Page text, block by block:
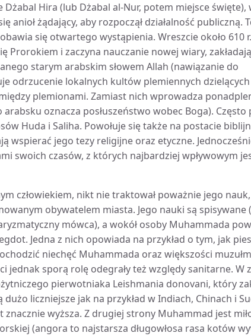
Hira (lub Dżabal al-Nur, potem miejsce święte),
anioł żądający, aby rozpoczął działalność publiczną.
się otwartego wystąpienia. Wreszcie około 610
Prorokiem i zaczyna nauczanie nowej wiary,
starym arabskim słowem Allah (nawiązanie do
odrzucenie lokalnych kultów plemiennych
plemionami. Zamiast nich wprowadza
oznacza posłuszeństwo wobec Boga).
Huda i Saliha. Powołuje się także na postacie
wspierać jego tezy religijne oraz etyczne.
swoich czasów, z których najbardziej wpływowym
człowiekiem, nikt nie traktował poważnie jego
obywatelem miasta. Jego nauki są spisywane
mówca), a wokół osoby Muhammada
Jedna z nich opowiada na przykład o tym, jak
niechęć Muhammada oraz większości
jednak sporą rolę odegrały też względy sanitarne. W
pierwotniaka Leishmania donovani, który
liczniejsze jak na przykład w Indiach, Chinach i
znacznie wyższa. Z drugiej strony Muhammad jest
(angora to najstarsza długowłosa rasa kotów